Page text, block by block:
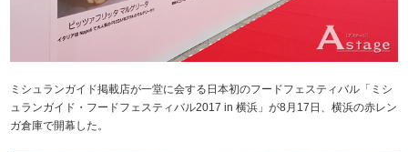
ミシュランガイド掲載店が一堂に会する日本初のフードフェスティバル「ミシ
ュランガイド・フードフェスティバル2017 in 横浜」が8月17日、横浜の赤レン
ガ倉庫で開幕した。